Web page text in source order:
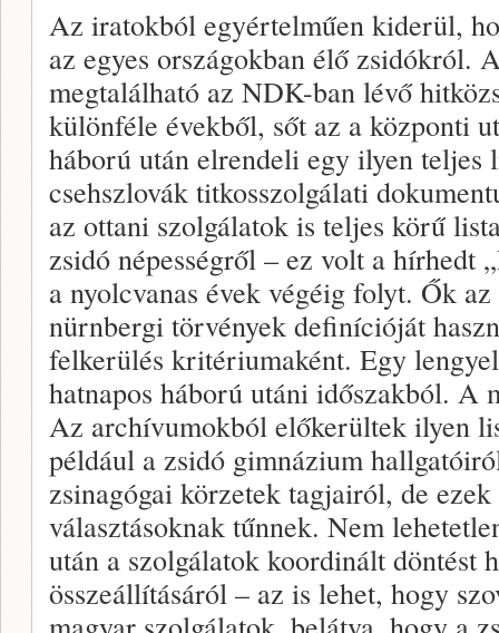
Az iratokból egyértelműen kiderül,
az egyes országokban élő zsidókról.
megtalálható az NDK-ban lévő
különféle évekből, sőt az a központi
háború után elrendeli egy ilyen teljes
csehszlovák titkosszolgálati
az ottani szolgálatok is teljes körű
zsidó népességről – ez volt a hírhedt
a nyolcvanas évek végéig folyt. Ők
nürnbergi törvények definícióját
felkerülés kritériumaként. Egy
hatnapos háború utáni időszakból. A
Az archívumokból előkerültek ilyen
például a zsidó gimnázium
zsinagógai körzetek tagjairól, de
választásoknak tűnnek. Nem
után a szolgálatok koordinált döntést
összeállításáról – az is lehet, hogy